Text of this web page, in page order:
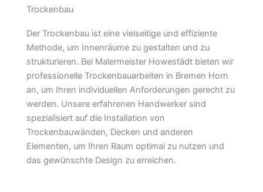
Trockenbau
Der Trockenbau ist eine vielseitige und effiziente
Methode, um Innenräume zu gestalten und zu
strukturieren. Bei Malermeister Howestädt bieten wir
professionelle Trockenbauarbeiten in Bremen Horn
an, um Ihren individuellen Anforderungen gerecht zu
werden. Unsere erfahrenen Handwerker sind
spezialisiert auf die Installation von
Trockenbauwänden, Decken und anderen
Elementen, um Ihren Raum optimal zu nutzen und
das gewünschte Design zu erreichen.